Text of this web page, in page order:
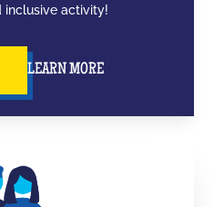
inclusive activity!
LEARN MORE